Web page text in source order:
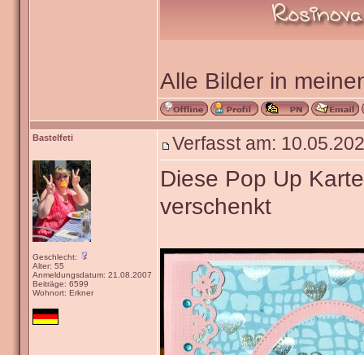
Alle Bilder in
Bastelfeti
Geschlecht:
Alter: 55
Anmeldungsdatum: 21.08.2007
Beiträge: 6599
Wohnort: Erkner
Verfasst am:
Diese Pop Up
verschenkt